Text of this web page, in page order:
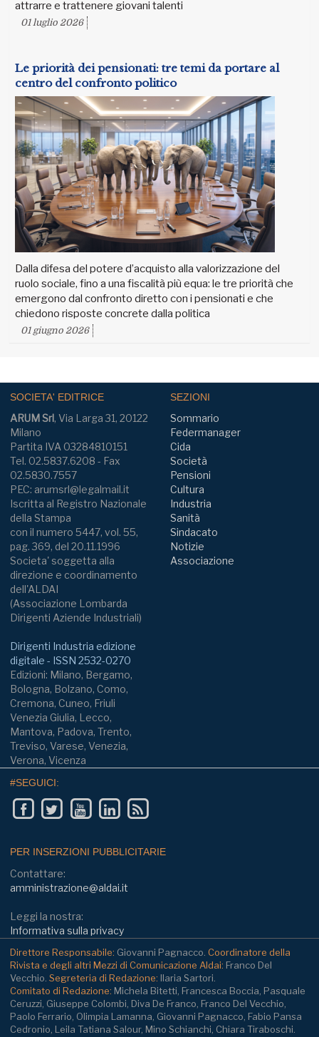
attrarre e trattenere giovani talenti
01 luglio 2026
Le priorità dei pensionati: tre temi da portare al
centro del confronto politico
Dalla difesa del potere d’acquisto alla valorizzazione del
ruolo sociale, fino a una fiscalità più equa: le tre priorità che
emergono dal confronto diretto con i pensionati e che
chiedono risposte concrete dalla politica
01 giugno 2026
SOCIETA' EDITRICE
ARUM Srl, Via Larga 31, 20122
Milano
Partita IVA 03284810151
Tel. 02.5837.6208 - Fax
02.5830.7557
PEC: arumsrl@legalmail.it
Iscritta al Registro Nazionale
della Stampa
con il numero 5447, vol. 55,
pag. 369, del 20.11.1996
Societa' soggetta alla
direzione e coordinamento
dell'ALDAI
(Associazione Lombarda
Dirigenti Aziende Industriali)
Dirigenti Industria edizione
digitale - ISSN 2532-0270
Edizioni: Milano, Bergamo,
Bologna, Bolzano, Como,
Cremona, Cuneo, Friuli
Venezia Giulia, Lecco,
Mantova, Padova, Trento,
Treviso, Varese, Venezia,
Verona, Vicenza
SEZIONI
Sommario
Federmanager
Cida
Società
Pensioni
Cultura
Industria
Sanità
Sindacato
Notizie
Associazione
#SEGUICI:
PER INSERZIONI PUBBLICITARIE
Contattare:
amministrazione@aldai.it
Leggi la nostra:
Informativa sulla privacy
Direttore Responsabile: Giovanni Pagnacco. Coordinatore della
Rivista e degli altri Mezzi di Comunicazione Aldai: Franco Del
Vecchio. Segreteria di Redazione: Ilaria Sartori.
Comitato di Redazione: Michela Bitetti, Francesca Boccia, Pasquale
Ceruzzi, Giuseppe Colombi, Diva De Franco, Franco Del Vecchio,
Paolo Ferrario, Olimpia Lamanna, Giovanni Pagnacco, Fabio Pansa
Cedronio, Leila Tatiana Salour, Mino Schianchi, Chiara Tiraboschi.